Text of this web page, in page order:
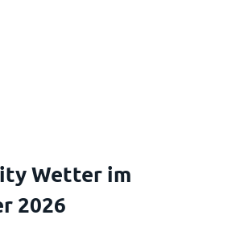
Wetter im
2026